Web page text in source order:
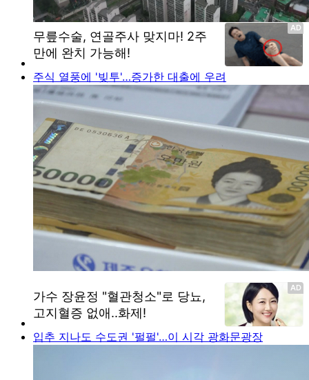
주식 열풍에 '빚투'…증가한 대출에 우려
입추 지나도 수도권 '펄펄'…이 시각 광화문광장